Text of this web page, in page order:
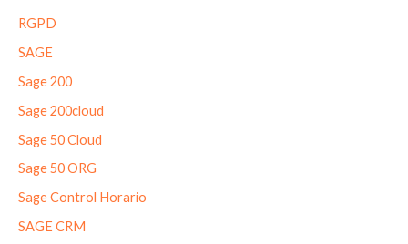
RGPD
SAGE
Sage 200
Sage 200cloud
Sage 50 Cloud
Sage 50 ORG
Sage Control Horario
SAGE CRM